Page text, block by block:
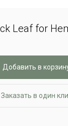
Leaf for
Добавить в
Заказать в один